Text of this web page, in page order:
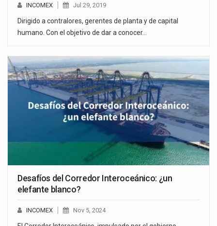
INCOMEX Jul 29, 2019
Dirigido a contralores, gerentes de planta y de capital
humano. Con el objetivo de dar a conocer…
Desafíos del Corredor Interoceánico: ¿un
elefante blanco?
INCOMEX Nov 5, 2024